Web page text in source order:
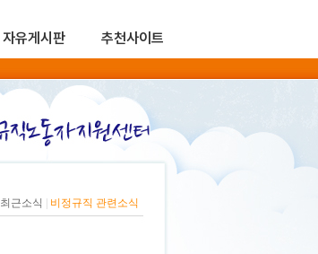
자유게시판 추천사이트
최근소식 비정규직 관련소식